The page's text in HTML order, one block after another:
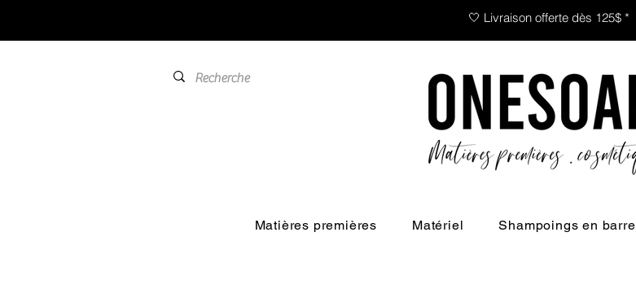
🤍 Livraison offerte dès 125$ *
Matières premières Matériel Shampoings en barre